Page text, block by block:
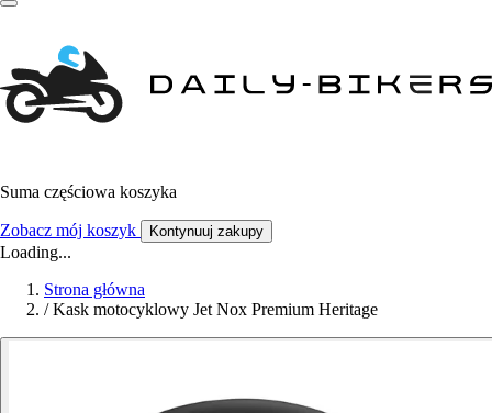
Suma częściowa koszyka
Zobacz mój koszyk Kontynuuj zakupy
Loading...
Strona główna
/ Kask motocyklowy Jet Nox Premium Heritage